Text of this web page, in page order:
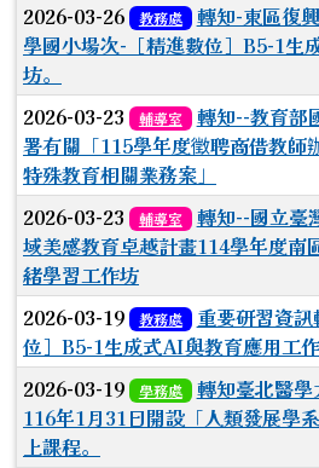
2026-03-26
教務處
轉知-東區復
學國小場次-［精進數位］B5-1生
坊。
2026-03-23 輔導室
轉知--教育部
署有關「115學年度徵聘商借教師
特殊教育相關業務案」
2026-03-23 輔導室
轉知--國立臺
域美感教育卓越計畫114學年度南
緒學習工作坊
2026-03-19
教務處
重要研習資
位］B5-1生成式AI與教育應用工作
2026-03-19
學務處
轉知臺北醫
116年1月31日開設「人類發展學
上課程。